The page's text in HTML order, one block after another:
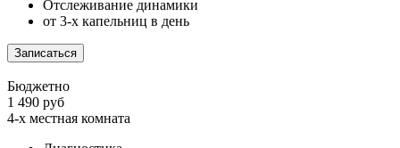
Отслеживание динамики
от 3-х капельниц в день
Записаться
Бюджетно
1 490 руб
4-х местная комната